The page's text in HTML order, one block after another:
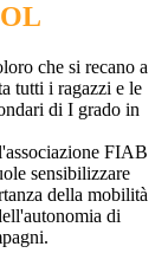
che si recano a
tutti i ragazzi e le
di I grado in
FIAB
sensibilizzare
della mobilità
di